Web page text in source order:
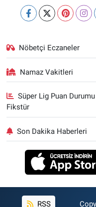
Nöbetçi Eczaneler
Namaz Vakitleri
Süper Lig Puan
Fikstür
Son Dakika Haberleri
RSS